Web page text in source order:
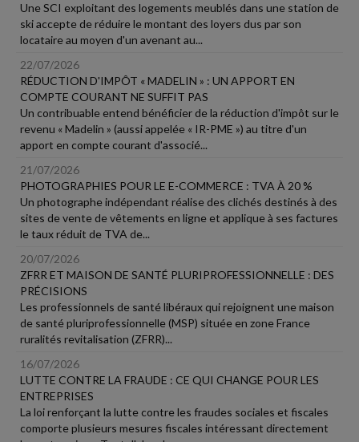
Une SCI exploitant des logements meublés dans une station de
ski accepte de réduire le montant des loyers dus par son
locataire au moyen d'un avenant au...
22/07/2026
RÉDUCTION D'IMPÔT « MADELIN » : UN APPORT EN
COMPTE COURANT NE SUFFIT PAS
Un contribuable entend bénéficier de la réduction d'impôt sur le
revenu « Madelin » (aussi appelée « IR-PME ») au titre d'un
apport en compte courant d'associé...
21/07/2026
PHOTOGRAPHIES POUR LE E-COMMERCE : TVA À 20 %
Un photographe indépendant réalise des clichés destinés à des
sites de vente de vêtements en ligne et applique à ses factures
le taux réduit de TVA de...
20/07/2026
ZFRR ET MAISON DE SANTÉ PLURIPROFESSIONNELLE : DES
PRÉCISIONS
Les professionnels de santé libéraux qui rejoignent une maison
de santé pluriprofessionnelle (MSP) située en zone France
ruralités revitalisation (ZFRR)...
16/07/2026
LUTTE CONTRE LA FRAUDE : CE QUI CHANGE POUR LES
ENTREPRISES
La loi renforçant la lutte contre les fraudes sociales et fiscales
comporte plusieurs mesures fiscales intéressant directement